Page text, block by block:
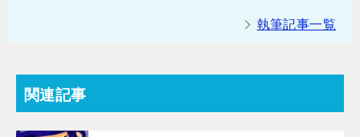
執筆記事一覧
関連記事